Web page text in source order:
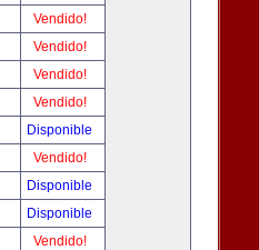
Vendido!
Vendido!
Vendido!
Vendido!
Disponible
Vendido!
Disponible
Disponible
Vendido!